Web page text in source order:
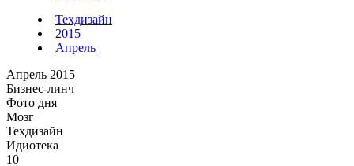
Техдизайн
2015
Апрель
Апрель 2015
Бизнес-линч
Фото дня
Мозг
Техдизайн
Идиотека
10